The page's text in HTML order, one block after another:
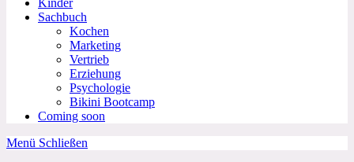
Kinder
Sachbuch
Kochen
Marketing
Vertrieb
Erziehung
Psychologie
Bikini Bootcamp
Coming soon
Menü Schließen